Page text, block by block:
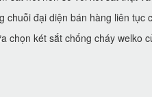
đại diện bán hàng liên tục
chọn két sắt chống cháy welko